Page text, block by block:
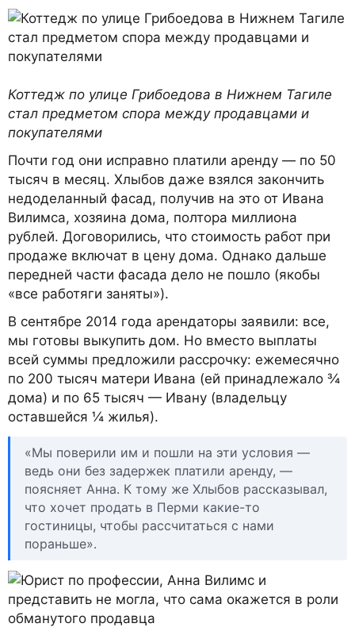
Коттедж по улице Грибоедова в Нижнем Тагиле
стал предметом спора между продавцами и
покупателями
Почти год они исправно платили аренду — по 50
тысяч в месяц. Хлыбов даже взялся закончить
недоделанный фасад, получив на это от Ивана
Вилимса, хозяина дома, полтора миллиона
рублей. Договорились, что стоимость работ при
продаже включат в цену дома. Однако дальше
передней части фасада дело не пошло (якобы
«все работяги заняты»).
В сентябре 2014 года арендаторы заявили: все,
мы готовы выкупить дом. Но вместо выплаты
всей суммы предложили рассрочку: ежемесячно
по 200 тысяч матери Ивана (ей принадлежало ¾
дома) и по 65 тысяч — Ивану (владельцу
оставшейся ¼ жилья).
«Мы поверили им и пошли на эти условия —
ведь они без задержек платили аренду, —
поясняет Анна. К тому же Хлыбов рассказывал,
что хочет продать в Перми какие-то
гостиницы, чтобы рассчитаться с нами
пораньше».